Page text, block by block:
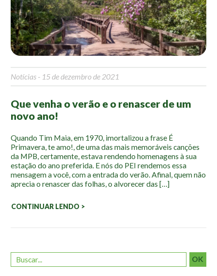
Mapa Ilustrado
Fauna e Flora
Aranhas
Palmeira Juçara
Borboletas
Cambuci
Liquens
Tucano do Bico Verde
Atividades
Educação Ambiental
Terceira Idade
Inclusão Social
Notícias - 15 de dezembro de 2021
Que venha o verão e o renascer de um
novo ano!
Quando Tim Maia, em 1970, imortalizou a frase É
Primavera, te amo!, de uma das mais memoráveis canções
da MPB, certamente, estava rendendo homenagens à sua
estação do ano preferida. E nós do PEI rendemos essa
mensagem a você, com a entrada do verão. Afinal, quem não
aprecia o renascer das folhas, o alvorecer das […]
CONTINUAR LENDO >
OK